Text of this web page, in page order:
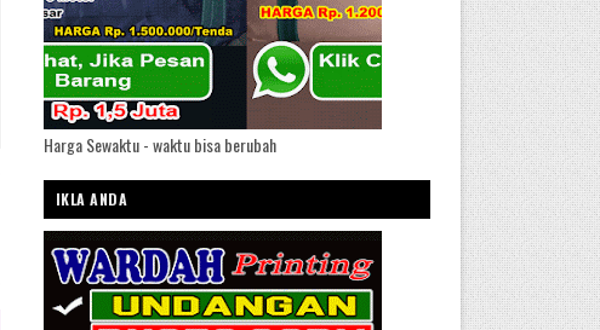
Harga Sewaktu - waktu bisa berubah
IKLA ANDA